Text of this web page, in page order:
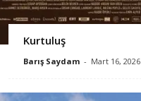
Kurtuluş
Barış Saydam - Mart 16, 2026